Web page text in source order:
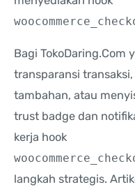
Bagi TokoDaring.Com
transparansi
tambahan, atau
trust badge dan
kerja hook
langkah strategis.